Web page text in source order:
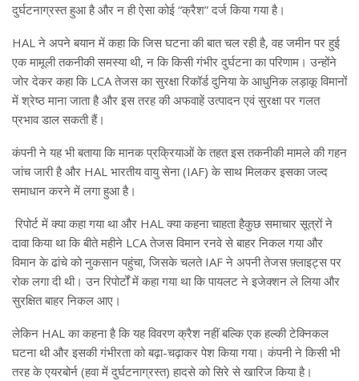
दुर्घटनाग्रस्त हुआ है और न ही ऐसा कोई “क्रैश” दर्ज किया गया है।
HAL ने अपने बयान में कहा कि जिस घटना की बात चल रही है, वह जमीन पर हुई
एक मामूली तकनीकी समस्या थी, न कि किसी गंभीर दुर्घटना का परिणाम। उन्होंने
जोर देकर कहा कि LCA तेजस का सुरक्षा रिकॉर्ड दुनिया के आधुनिक लड़ाकू विमानों
में श्रेष्ठ माना जाता है और इस तरह की अफवाहें उत्पादन एवं सुरक्षा पर गलत
प्रभाव डाल सकती हैं।
कंपनी ने यह भी बताया कि मानक प्रक्रियाओं के तहत इस तकनीकी मामले की गहन
जांच जारी है और HAL भारतीय वायु सेना (IAF) के साथ मिलकर इसका जल्द
समाधान करने में लगा हुआ है।
रिपोर्ट में क्या कहा गया था और HAL क्या कहना चाहता हैकुछ समाचार सूत्रों ने
दावा किया था कि बीते महीने LCA तेजस विमान रनवे से बाहर निकल गया और
विमान के ढांचे को नुकसान पहुंचा, जिसके चलते IAF ने अपनी तेजस फ़्लाइट्स पर
रोक लगा दी थी। उन रिपोर्टों में कहा गया था कि पायलट ने इजेक्शन ले लिया और
सुरक्षित बाहर निकल आए।
लेकिन HAL का कहना है कि यह विवरण क्रैश नहीं बल्कि एक हल्की टेक्निकल
घटना थी और इसकी गंभीरता को बढ़ा-चढ़ाकर पेश किया गया। कंपनी ने किसी भी
तरह के एयरबोर्न (हवा में दुर्घटनाग्रस्त) हादसे को सिरे से खारिज किया है।